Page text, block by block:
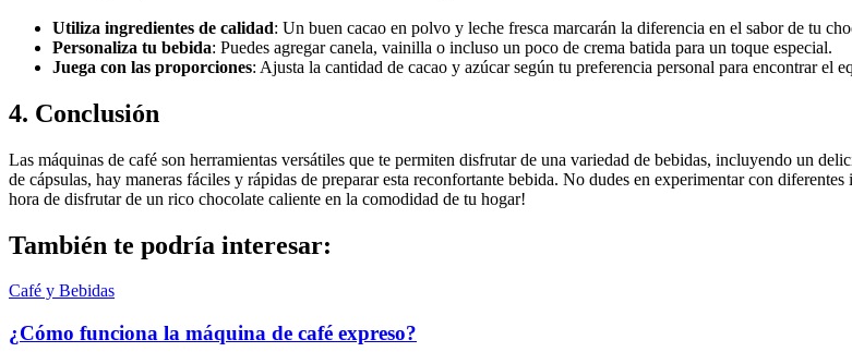
Utiliza ingredientes de calidad: Un buen cacao en polvo y leche fresca marcarán la diferencia en el sabor de tu
Personaliza tu bebida: Puedes agregar canela, vainilla o incluso un poco de crema batida para un toque especial.
Juega con las proporciones: Ajusta la cantidad de cacao y azúcar según tu preferencia personal para encontrar el
4. Conclusión
Las máquinas de café son herramientas versátiles que te permiten disfrutar de una variedad de bebidas, incluyendo un
de cápsulas, hay maneras fáciles y rápidas de preparar esta reconfortante bebida. No dudes en experimentar con
hora de disfrutar de un rico chocolate caliente en la comodidad de tu hogar!
También te podría interesar:
Café y Bebidas
¿Cómo funciona la máquina de café expreso?